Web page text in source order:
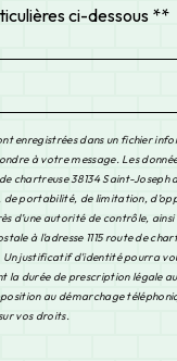
ci-dessous **
enregistrées dans un fichier
à votre message. Les
chartreuse 38134 Saint-Joseph
de portabilité, de limitation,
d’une autorité de contrôle, ainsi
à l'adresse 1115 route de
Un justificatif d'identité pourra
la durée de prescription légale
au démarchage
vos droits.